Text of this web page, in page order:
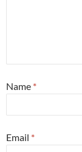
Name *
Email *